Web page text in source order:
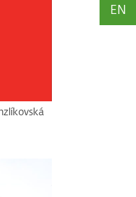
EN